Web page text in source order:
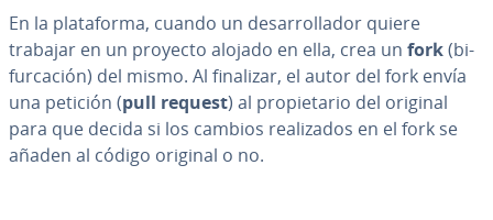
En la pla­ta­fo­r­ma, cuando un de­sa­rro­lla­dor quiere
trabajar en un proyecto alojado en ella, crea un fork(bi­
fu­r­ca­ción) del mismo. Al finalizar, el autor del fork envía
una petición (pull request) al pro­pie­ta­rio del original
para que decida si los cambios rea­li­za­dos en el fork se
añaden al código original o no.